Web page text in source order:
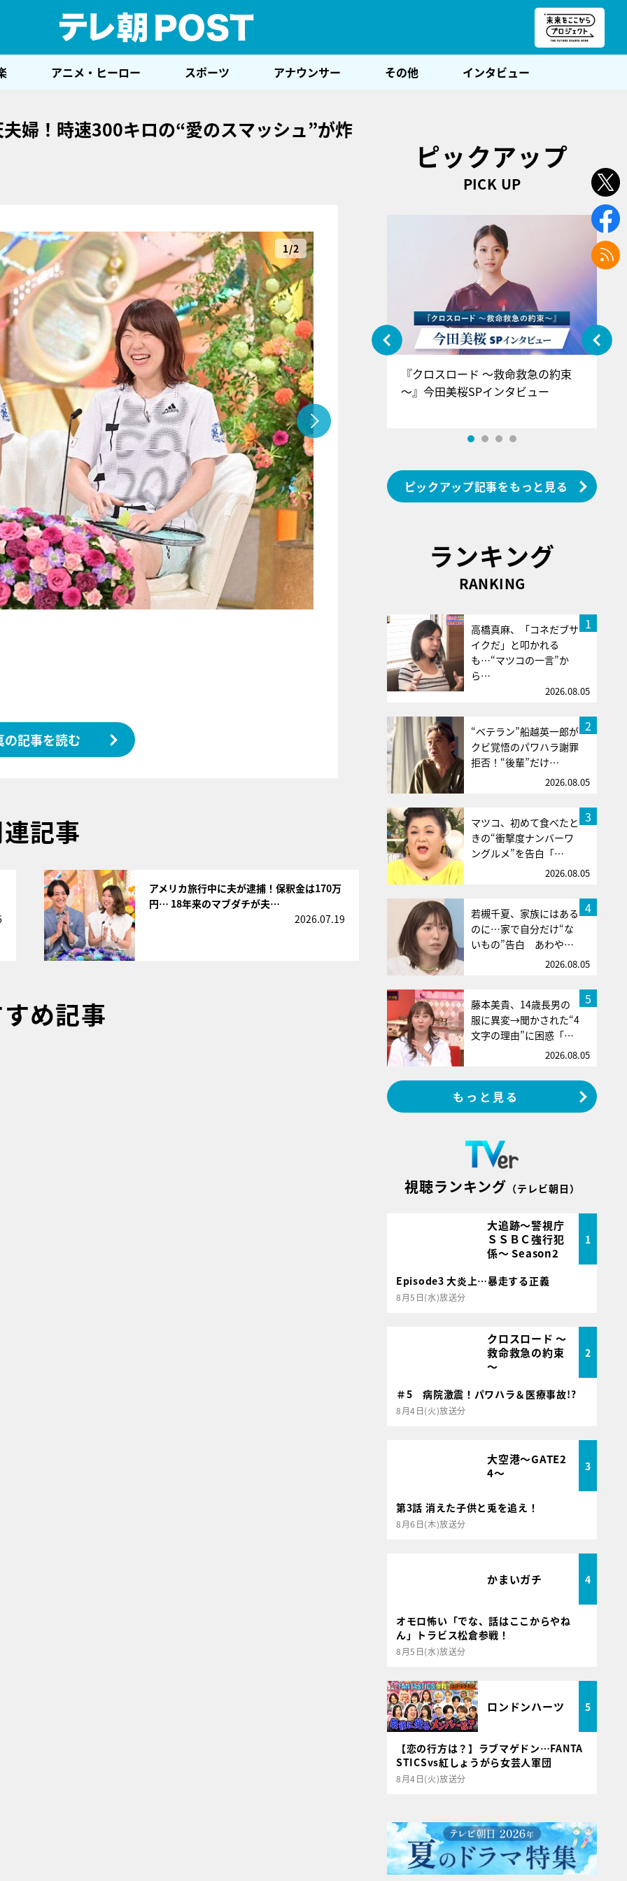
アニメ・ヒーロー スポーツ アナウンサー その他 インタビュー
婦！時速300キロの“愛のスマッシュ”が炸
1/2
の記事を読む
記事
アメリカ旅行中に夫が逮捕！保釈金は170万
円… 18年来のマブダチが夫…
2026.07.19
め記事
ピックアップ
PICK UP
『アイ＝ラブ！げーみんぐ』＝LOV
E齋藤樹愛羅＆佐々木舞香SPインタ
ビュー
『クロスロード ～救命救急の約束
～』今田美桜SPインタビュー
ピックアップ記事をもっと見る
ランキング
RANKING
1
高橋真麻、「コネだブサ
イクだ」と叩かれる
も…“マツコの一言”か
ら…
2026.08.05
2
“ベテラン”船越英一郎が
クビ覚悟のパワハラ謝罪
拒否！“後輩”だけ…
2026.08.05
3
マツコ、初めて食べたと
きの“衝撃度ナンバーワ
ングルメ”を告白「…
2026.08.05
4
若槻千夏、家族にはある
のに…家で自分だけ“な
いもの”告白 あわや…
2026.08.05
5
藤本美貴、14歳長男の
服に異変→聞かされた“4
文字の理由”に困惑「…
2026.08.05
もっと見る
視聴ランキング （テレビ朝日）
大追跡～警視庁
ＳＳＢＣ強行犯
係～ Season2
1
Episode3 大炎上…暴走する正義
8月5日(水)放送分
クロスロード ～
救命救急の約束
～
2
＃5 病院激震！パワハラ＆医療事故!?
8月4日(火)放送分
大空港～GATE2
4～
3
第3話 消えた子供と兎を追え！
8月6日(木)放送分
かまいガチ 4
オモロ怖い「でな、話はここからやね
ん」トラビス松倉参戦！
8月5日(水)放送分
ロンドンハーツ 5
【恋の行方は？】ラブマゲドン…FANTA
STICSvs紅しょうがら女芸人軍団
8月4日(火)放送分